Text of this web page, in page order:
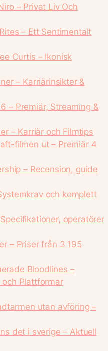
– Privat Liv Och
– Ett Sentimentalt
Curtis – Ikonisk
– Karriärinsikter &
– Premiär, Streaming &
– Karriär och Filmtips
filmen ut – Premiär 4
– Recension, guide
och komplett
operatörer
– Priser från 3 195
Bloodlines –
och Plattformar
utan avföring –
det i sverige – Aktuell